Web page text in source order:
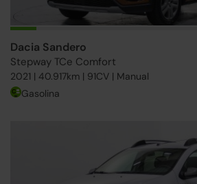
Dacia Sandero
Stepway TCe Comfort
2021 | 40.917km | 91CV | Manual
Gasolina